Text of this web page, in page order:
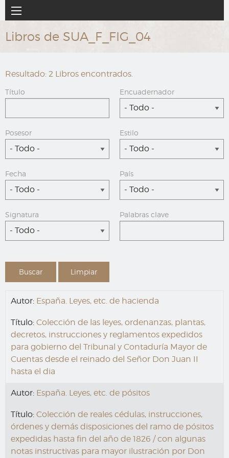
al
contenido
principal
Navegación
principal
Libros de SUA_F_FIG_04
Resultado: 2 Libros encontrados.
Título Encuadernador
- Todo -
Posesor
- Todo -
Estilo
- Todo -
Fecha
- Todo -
País
- Todo -
Signatura
- Todo -
Palabras clave
Autor: España. Leyes, etc. de hacienda
Título: Colección de las leyes, ordenanzas, plantas,
decretos, instrucciones y reglamentos expedidos
para gobierno del Tribunal y Contaduría Mayor de
Cuentas desde el reinado del Señor Don Juan II
hasta el dia
Autor: España. Leyes, etc. de pósitos
Título: Colección de reales cédulas, instrucciones,
órdenes y demás disposiciones del ramo de pósitos
expedidas hasta fin del año de 1826 / con algunas
notas instructivas para mayor ilustración por Don